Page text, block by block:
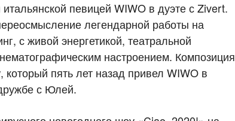
певицей WIWO в дуэте с Zivert.
легендарной работы на
с живой энергетикой, театральной
настроением. Композиция
пять лет назад привел WIWO в
с Юлей.